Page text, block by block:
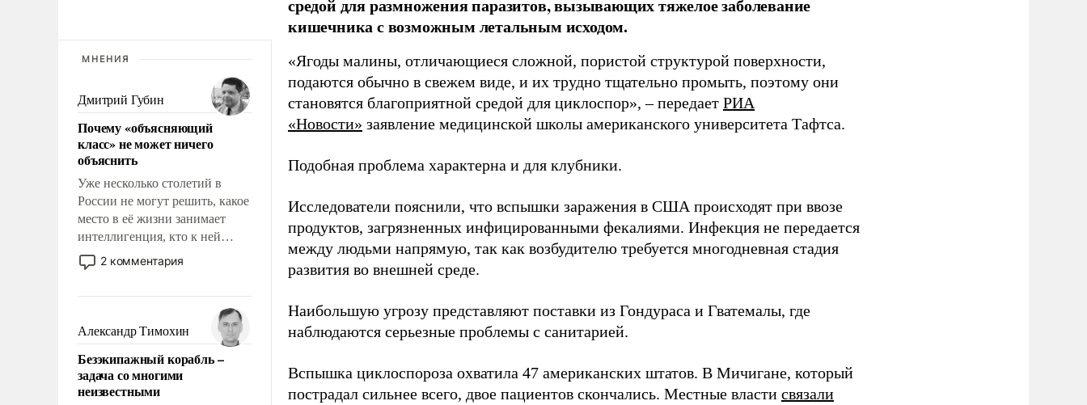
МНЕНИЯ
Дмитрий Губин
Почему «объясняющий
класс» не может ничего
объяснить
Уже несколько столетий в
России не могут решить, какое
место в её жизни занимает
интеллигенция, кто к ней
принадлежит, а кого из неё
исключили с правом
чем она отличается от просто
образованных людей. Иногда
казалось, что эти вопросы
решены раз и навсегда, но –
нет, не решены.
2 комментария
Александр Тимохин
Безэкипажный корабль –
задача со многими
неизвестными
средой для размножения паразитов, вызывающих тяжелое заболевание
кишечника с возможным летальным исходом.
«Ягоды малины, отличающиеся сложной, пористой структурой поверхности,
подаются обычно в свежем виде, и их трудно тщательно промыть, поэтому они
становятся благоприятной средой для циклоспор», – передает РИА
«Новости» заявление медицинской школы американского университета Тафтса.
Подобная проблема характерна и для клубники.
Исследователи пояснили, что вспышки заражения в США происходят при ввозе
продуктов, загрязненных инфицированными фекалиями. Инфекция не передается
между людьми напрямую, так как возбудителю требуется многодневная стадия
развития во внешней среде.
Наибольшую угрозу представляют поставки из Гондураса и Гватемалы, где
наблюдаются серьезные проблемы с санитарией.
Вспышка циклоспороза охватила 47 американских штатов. В Мичигане, который
пострадал сильнее всего, двое пациентов скончались. Местные власти связали